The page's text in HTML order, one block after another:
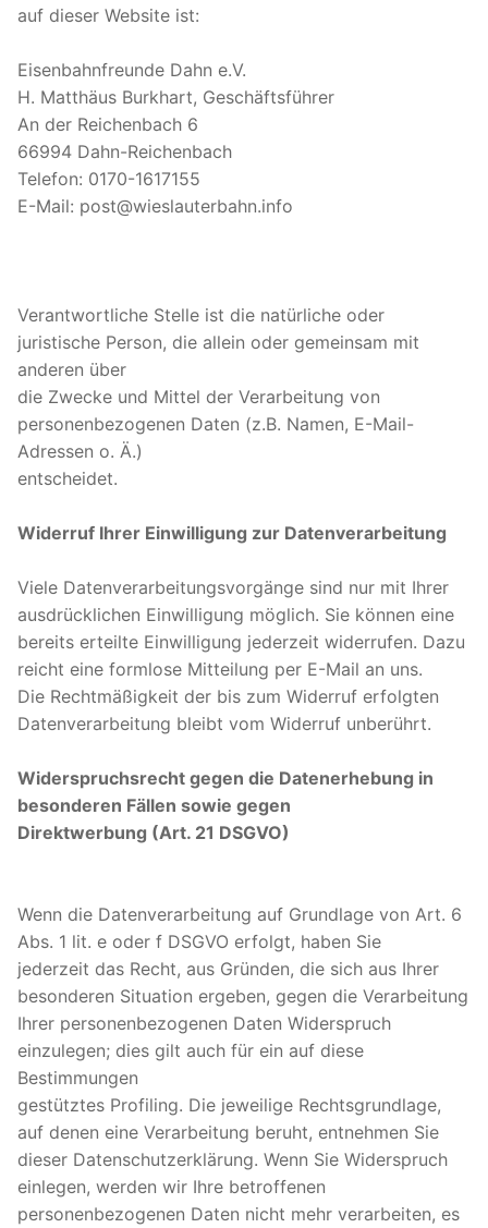
auf dieser Website ist:
Eisenbahnfreunde Dahn e.V.
H. Matthäus Burkhart, Geschäftsführer
An der Reichenbach 6
66994 Dahn-Reichenbach
Telefon: 0170-1617155
E-Mail: post@wieslauterbahn.info
Verantwortliche Stelle ist die natürliche oder
juristische Person, die allein oder gemeinsam mit
anderen über
die Zwecke und Mittel der Verarbeitung von
personenbezogenen Daten (z.B. Namen, E-Mail-
Adressen o. Ä.)
entscheidet.
Widerruf Ihrer Einwilligung zur Datenverarbeitung
Viele Datenverarbeitungsvorgänge sind nur mit Ihrer
ausdrücklichen Einwilligung möglich. Sie können eine
bereits erteilte Einwilligung jederzeit widerrufen. Dazu
reicht eine formlose Mitteilung per E-Mail an uns.
Die Rechtmäßigkeit der bis zum Widerruf erfolgten
Datenverarbeitung bleibt vom Widerruf unberührt.
Widerspruchsrecht gegen die Datenerhebung in
besonderen Fällen sowie gegen
Direktwerbung (Art. 21 DSGVO)
Wenn die Datenverarbeitung auf Grundlage von Art. 6
Abs. 1 lit. e oder f DSGVO erfolgt, haben Sie
jederzeit das Recht, aus Gründen, die sich aus Ihrer
besonderen Situation ergeben, gegen die Verarbeitung
Ihrer personenbezogenen Daten Widerspruch
einzulegen; dies gilt auch für ein auf diese
Bestimmungen
gestütztes Profiling. Die jeweilige Rechtsgrundlage,
auf denen eine Verarbeitung beruht, entnehmen Sie
dieser Datenschutzerklärung. Wenn Sie Widerspruch
einlegen, werden wir Ihre betroffenen
personenbezogenen Daten nicht mehr verarbeiten, es